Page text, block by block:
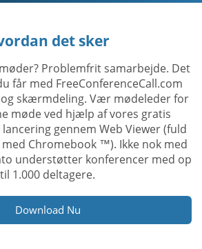
det sker
Problemfrit samarbejde. Det
får med FreeConferenceCall.com
skærmdeling. Vær mødeleder for
møde ved hjælp af vores gratis
gennem Web Viewer (fuld
Chromebook ™). Ikke nok med
understøtter konferencer med op
til 1.000 deltagere.
Download Nu